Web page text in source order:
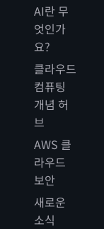
AI란 무
엇인가
요?
클라우드
컴퓨팅
개념 허
브
AWS 클
라우드
보안
새로운
소식